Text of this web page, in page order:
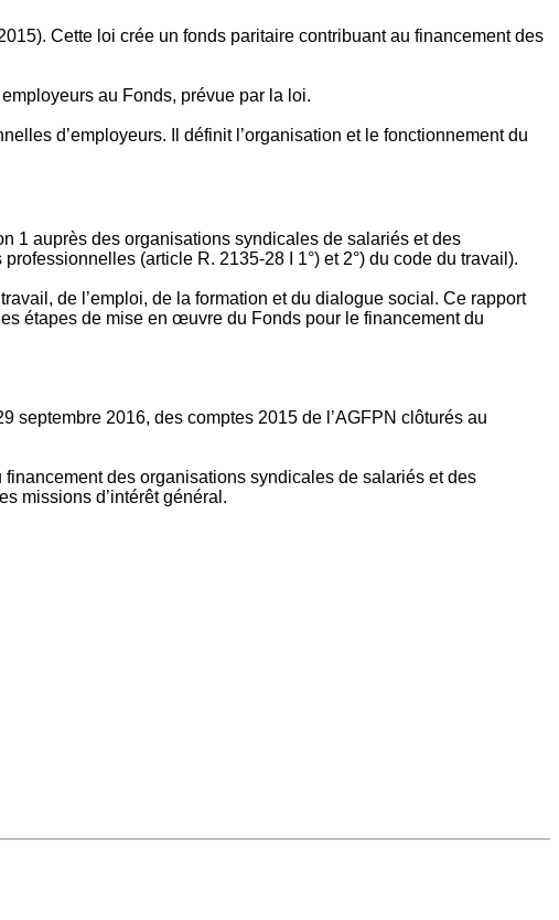
Cette loi crée un fonds paritaire contribuant au financement des
au Fonds, prévue par la loi.
d’employeurs. Il définit l’organisation et le fonctionnement du
1 auprès des organisations syndicales de salariés et des
(article R. 2135‐28 I 1°) et 2°) du code du travail).
de l’emploi, de la formation et du dialogue social. Ce rapport
étapes de mise en œuvre du Fonds pour le financement du
septembre 2016, des comptes 2015 de l’AGFPN clôturés au
des organisations syndicales de salariés et des
missions d’intérêt général.